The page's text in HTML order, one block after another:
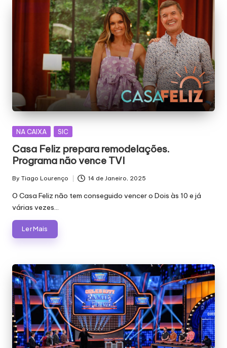
Posted
NA CAIXA SIC
Casa Feliz prepara remodelações.
Programa não vence TVI
Posted
by
By Tiago Lourenço 14 de Janeiro, 2025
O Casa Feliz não tem conseguido vencer o Dois às 10 e já
várias vezes…
Ler Mais